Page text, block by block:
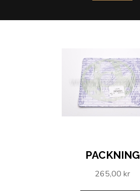
PACKNING
265,00 kr